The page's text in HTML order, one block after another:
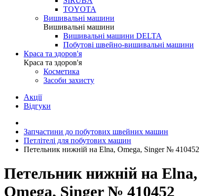
TOYOTA
Вишивальні машини
Вишивальні машини
Вишивальні машини DELTA
Побутові швейно-вишивальні машини
Краса та здоров'я
Краса та здоров'я
Косметика
Засоби захисту
Акції
Відгуки
Запчастини до побутових швейних машин
Петлітелі для побутових машин
Петельник нижній на Elna, Omega, Singer № 410452
Петельник нижній на Elna,
Omega, Singer № 410452